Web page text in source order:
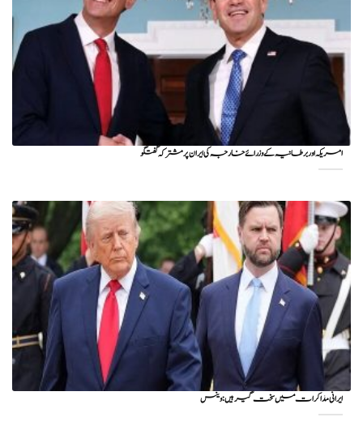
امریکہ اور برطانیہ کے وزرائے خارجہ کی ایران پر مشترکہ گفتگو
ایرانی مذاکرات میں سخت گیر ہیں: وینس